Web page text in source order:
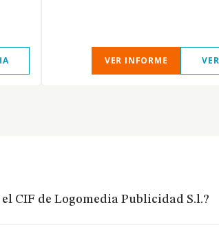
VER INFORME
el CIF de Logomedia Publicidad S.l.?